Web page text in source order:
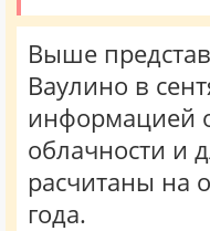
Выше
Ваулино в
информацией
облачности и
расчитаны на
года.